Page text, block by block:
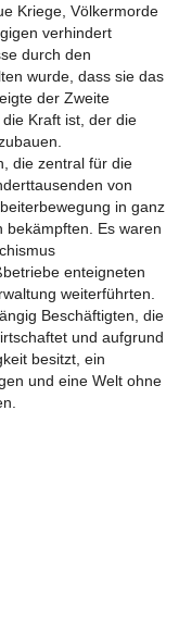
Kriege, Völkermorde
verhindert
durch den
wurde, dass sie das
der Zweite
Kraft ist, der die
die zentral für die
von
in ganz
bekämpften. Es waren
enteigneten
weiterführten.
Beschäftigten, die
und aufgrund
besitzt, ein
und eine Welt ohne